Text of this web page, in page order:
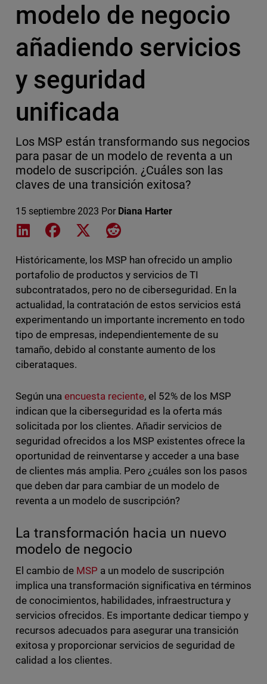
modelo de negocio
añadiendo servicios
y seguridad
unificada
Los MSP están transformando sus negocios
para pasar de un modelo de reventa a un
modelo de suscripción. ¿Cuáles son las
claves de una transición exitosa?
15 septiembre 2023 Por Diana Harter
Share on LinkedIn
Share on Facebook
Share on XShare on Reddit
Históricamente, los MSP han ofrecido un amplio
portafolio de productos y servicios de TI
subcontratados, pero no de ciberseguridad. En la
actualidad, la contratación de estos servicios está
experimentando un importante incremento en todo
tipo de empresas, independientemente de su
tamaño, debido al constante aumento de los
ciberataques.
Según una encuesta reciente, el 52% de los MSP
indican que la ciberseguridad es la oferta más
solicitada por los clientes. Añadir servicios de
seguridad ofrecidos a los MSP existentes ofrece la
oportunidad de reinventarse y acceder a una base
de clientes más amplia. Pero ¿cuáles son los pasos
que deben dar para cambiar de un modelo de
reventa a un modelo de suscripción?
La transformación hacia un nuevo
modelo de negocio
El cambio de MSP a un modelo de suscripción
implica una transformación significativa en términos
de conocimientos, habilidades, infraestructura y
servicios ofrecidos. Es importante dedicar tiempo y
recursos adecuados para asegurar una transición
exitosa y proporcionar servicios de seguridad de
calidad a los clientes.